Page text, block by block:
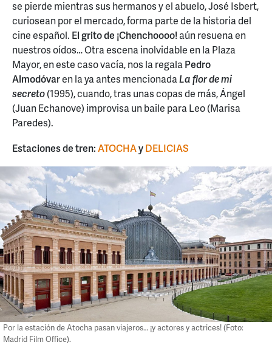
se pierde mientras sus hermanos y el abuelo, José Isbert,
curiosean por el mercado, forma parte de la historia del
cine español. El grito de ¡Chenchoooo!aún resuena en
nuestros oídos… Otra escena inolvidable en la Plaza
Mayor, en este caso vacía, nos la regalaPedro
Almodóvaren la ya antes mencionadaLa flor de mi
secreto(1995), cuando, tras unas copas de más, Ángel
(Juan Echanove) improvisa un baile para Leo (Marisa
Paredes).
Estaciones de tren:ATOCHAyDELICIAS
Por la estación de Atocha pasan viajeros… ¡y actores y actrices! (Foto:
Madrid Film Office).